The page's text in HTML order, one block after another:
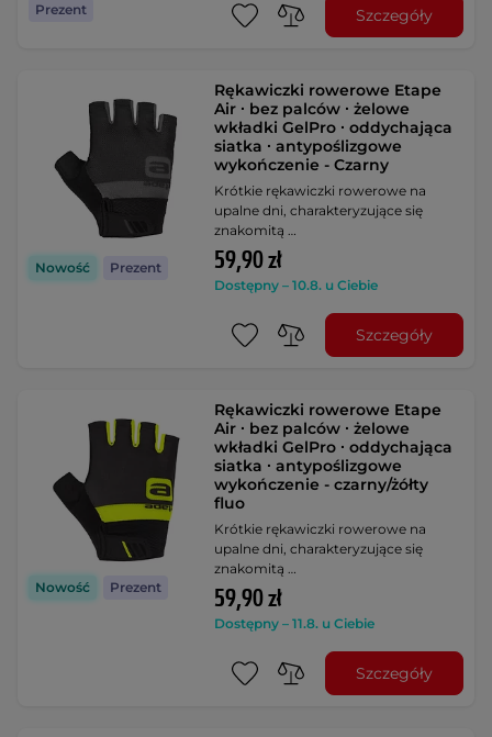
Prezent
Szczegóły
Nowość Prezent
Rękawiczki rowerowe Etape
Air ∙ bez palców ∙ żelowe
wkładki GelPro ∙ oddychająca
siatka ∙ antypoślizgowe
wykończenie - Czarny
Krótkie rękawiczki rowerowe na
upalne dni, charakteryzujące się
znakomitą …
59,90 zł
Dostępny – 10.8. u Ciebie
Szczegóły
Nowość Prezent
Rękawiczki rowerowe Etape
Air ∙ bez palców ∙ żelowe
wkładki GelPro ∙ oddychająca
siatka ∙ antypoślizgowe
wykończenie - czarny/żółty
fluo
Krótkie rękawiczki rowerowe na
upalne dni, charakteryzujące się
znakomitą …
59,90 zł
Dostępny – 11.8. u Ciebie
Szczegóły